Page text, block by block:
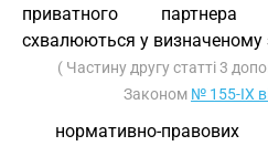
приватного партнера
схвалюються у
( Частину другу статті 3
Законом № 155-IX
нормативно-